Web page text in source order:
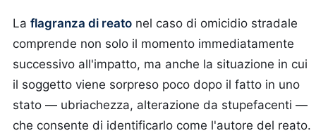
La flagranza di reato nel caso di omicidio stradale
comprende non solo il momento immediatamente
successivo all'impatto, ma anche la situazione in cui
il soggetto viene sorpreso poco dopo il fatto in uno
stato — ubriachezza, alterazione da stupefacenti —
che consente di identificarlo come l'autore del reato.